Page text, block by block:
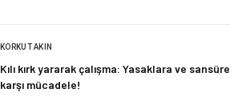
KORKUT AKIN
Kılı kırk yararak çalışma: Yasaklara ve sansüre
karşı mücadele!